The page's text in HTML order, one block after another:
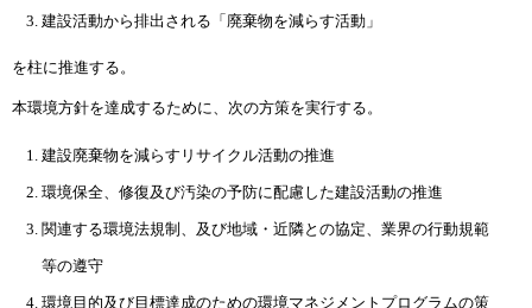
建設活動から排出される「廃棄物を減らす活動」
を柱に推進する。
本環境方針を達成するために、次の方策を実行する。
建設廃棄物を減らすリサイクル活動の推進
環境保全、修復及び汚染の予防に配慮した建設活動の推進
関連する環境法規制、及び地域・近隣との協定、業界の行動規範
等の遵守
環境目的及び目標達成のための環境マネジメントプログラムの策